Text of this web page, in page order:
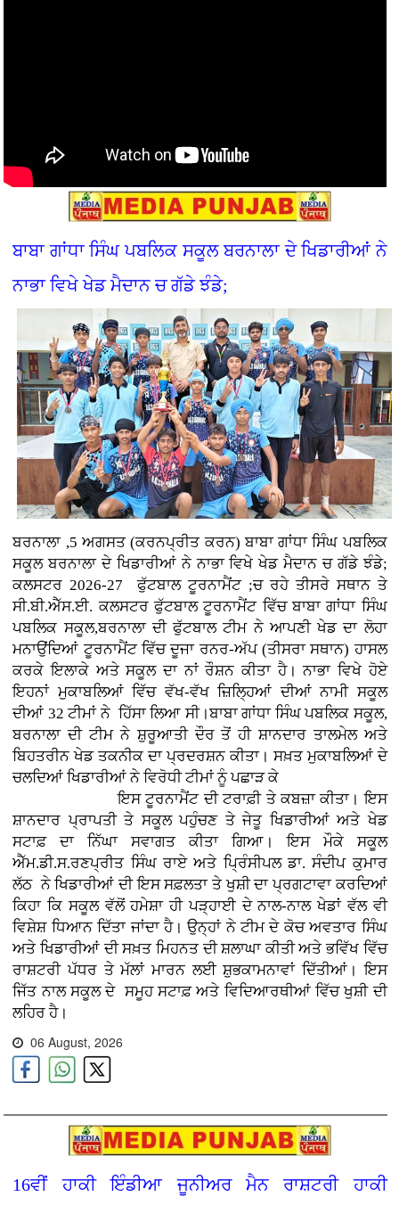
ਬਾਬਾ ਗਾਂਧਾ ਸਿੰਘ ਪਬਲਿਕ ਸਕੂਲ ਬਰਨਾਲਾ ਦੇ ਖਿਡਾਰੀਆਂ ਨੇ
ਨਾਭਾ ਵਿਖੇ ਖੇਡ ਮੈਦਾਨ ਚ ਗੱਡੇ ਝੰਡੇ;
ਬਰਨਾਲਾ ,5 ਅਗਸਤ (ਕਰਨਪ੍ਰੀਤ ਕਰਨ) ਬਾਬਾ ਗਾਂਧਾ ਸਿੰਘ ਪਬਲਿਕ
ਸਕੂਲ ਬਰਨਾਲਾ ਦੇ ਖਿਡਾਰੀਆਂ ਨੇ ਨਾਭਾ ਵਿਖੇ ਖੇਡ ਮੈਦਾਨ ਚ ਗੱਡੇ ਝੰਡੇ;
ਕਲਸਟਰ 2026-27 ਫੁੱਟਬਾਲ ਟੂਰਨਾਮੈਂਟ ;ਚ ਰਹੇ ਤੀਸਰੇ ਸਥਾਨ ਤੇ
ਸੀ.ਬੀ.ਐੱਸ.ਈ. ਕਲਸਟਰ ਫੁੱਟਬਾਲ ਟੂਰਨਾਮੈਂਟ ਵਿੱਚ ਬਾਬਾ ਗਾਂਧਾ ਸਿੰਘ
ਪਬਲਿਕ ਸਕੂਲ,ਬਰਨਾਲਾ ਦੀ ਫੁੱਟਬਾਲ ਟੀਮ ਨੇ ਆਪਣੀ ਖੇਡ ਦਾ ਲੋਹਾ
ਮਨਾਉਂਦਿਆਂ ਟੂਰਨਾਮੈਂਟ ਵਿੱਚ ਦੂਜਾ ਰਨਰ-ਅੱਪ (ਤੀਸਰਾ ਸਥਾਨ) ਹਾਸਲ
ਕਰਕੇ ਇਲਾਕੇ ਅਤੇ ਸਕੂਲ ਦਾ ਨਾਂ ਰੌਸ਼ਨ ਕੀਤਾ ਹੈ। ਨਾਭਾ ਵਿਖੇ ਹੋਏ
ਇਹਨਾਂ ਮੁਕਾਬਲਿਆਂ ਵਿੱਚ ਵੱਖ-ਵੱਖ ਜ਼ਿਲ੍ਹਿਆਂ ਦੀਆਂ ਨਾਮੀ ਸਕੂਲ
ਦੀਆਂ 32 ਟੀਮਾਂ ਨੇ ਹਿੱਸਾ ਲਿਆ ਸੀ।ਬਾਬਾ ਗਾਂਧਾ ਸਿੰਘ ਪਬਲਿਕ ਸਕੂਲ,
ਬਰਨਾਲਾ ਦੀ ਟੀਮ ਨੇ ਸ਼ੁਰੂਆਤੀ ਦੌਰ ਤੋਂ ਹੀ ਸ਼ਾਨਦਾਰ ਤਾਲਮੇਲ ਅਤੇ
ਬਿਹਤਰੀਨ ਖੇਡ ਤਕਨੀਕ ਦਾ ਪ੍ਰਦਰਸ਼ਨ ਕੀਤਾ। ਸਖ਼ਤ ਮੁਕਾਬਲਿਆਂ ਦੇ
ਚਲਦਿਆਂ ਖਿਡਾਰੀਆਂ ਨੇ ਵਿਰੋਧੀ ਟੀਮਾਂ ਨੂੰ ਪਛਾੜ ਕੇ
ਇਸ ਟੂਰਨਾਮੈਂਟ ਦੀ ਟਰਾਫ਼ੀ ਤੇ ਕਬਜ਼ਾ ਕੀਤਾ। ਇਸ
ਸ਼ਾਨਦਾਰ ਪ੍ਰਾਪਤੀ ਤੇ ਸਕੂਲ ਪਹੁੰਚਣ ਤੇ ਜੇਤੂ ਖਿਡਾਰੀਆਂ ਅਤੇ ਖੇਡ
ਸਟਾਫ਼ ਦਾ ਨਿੱਘਾ ਸਵਾਗਤ ਕੀਤਾ ਗਿਆ। ਇਸ ਮੌਕੇ ਸਕੂਲ
ਐੱਮ.ਡੀ.ਸ.ਰਣਪ੍ਰੀਤ ਸਿੰਘ ਰਾਏ ਅਤੇ ਪ੍ਰਿੰਸੀਪਲ ਡਾ. ਸੰਦੀਪ ਕੁਮਾਰ
ਲੱਠ ਨੇ ਖਿਡਾਰੀਆਂ ਦੀ ਇਸ ਸਫ਼ਲਤਾ ਤੇ ਖੁਸ਼ੀ ਦਾ ਪ੍ਰਗਟਾਵਾ ਕਰਦਿਆਂ
ਕਿਹਾ ਕਿ ਸਕੂਲ ਵੱਲੋਂ ਹਮੇਸ਼ਾ ਹੀ ਪੜ੍ਹਾਈ ਦੇ ਨਾਲ-ਨਾਲ ਖੇਡਾਂ ਵੱਲ ਵੀ
ਵਿਸ਼ੇਸ਼ ਧਿਆਨ ਦਿੱਤਾ ਜਾਂਦਾ ਹੈ। ਉਨ੍ਹਾਂ ਨੇ ਟੀਮ ਦੇ ਕੋਚ ਅਵਤਾਰ ਸਿੰਘ
ਅਤੇ ਖਿਡਾਰੀਆਂ ਦੀ ਸਖ਼ਤ ਮਿਹਨਤ ਦੀ ਸ਼ਲਾਘਾ ਕੀਤੀ ਅਤੇ ਭਵਿੱਖ ਵਿੱਚ
ਰਾਸ਼ਟਰੀ ਪੱਧਰ ਤੇ ਮੱਲਾਂ ਮਾਰਨ ਲਈ ਸ਼ੁਭਕਾਮਨਾਵਾਂ ਦਿੱਤੀਆਂ। ਇਸ
ਜਿੱਤ ਨਾਲ ਸਕੂਲ ਦੇ ਸਮੂਹ ਸਟਾਫ਼ ਅਤੇ ਵਿਦਿਆਰਥੀਆਂ ਵਿੱਚ ਖੁਸ਼ੀ ਦੀ
ਲਹਿਰ ਹੈ।
06 August, 2026
16ਵੀਂ ਹਾਕੀ ਇੰਡੀਆ ਜੂਨੀਅਰ ਮੈਨ ਰਾਸ਼ਟਰੀ ਹਾਕੀ